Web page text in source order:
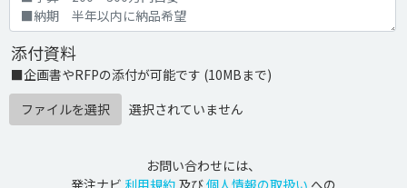
添付資料
■企画書やRFPの添付が可能です (10MBまで)
ファイルを選択
選択されていません
お問い合わせには、
発注ナビ 利用規約 及び個人情報の取扱い への